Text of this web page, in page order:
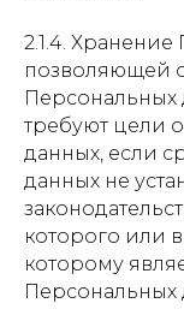
2.1.4.
позволяющей
Персональных
требуют цели
данных, если
данных не
которого или
которому
Персональных